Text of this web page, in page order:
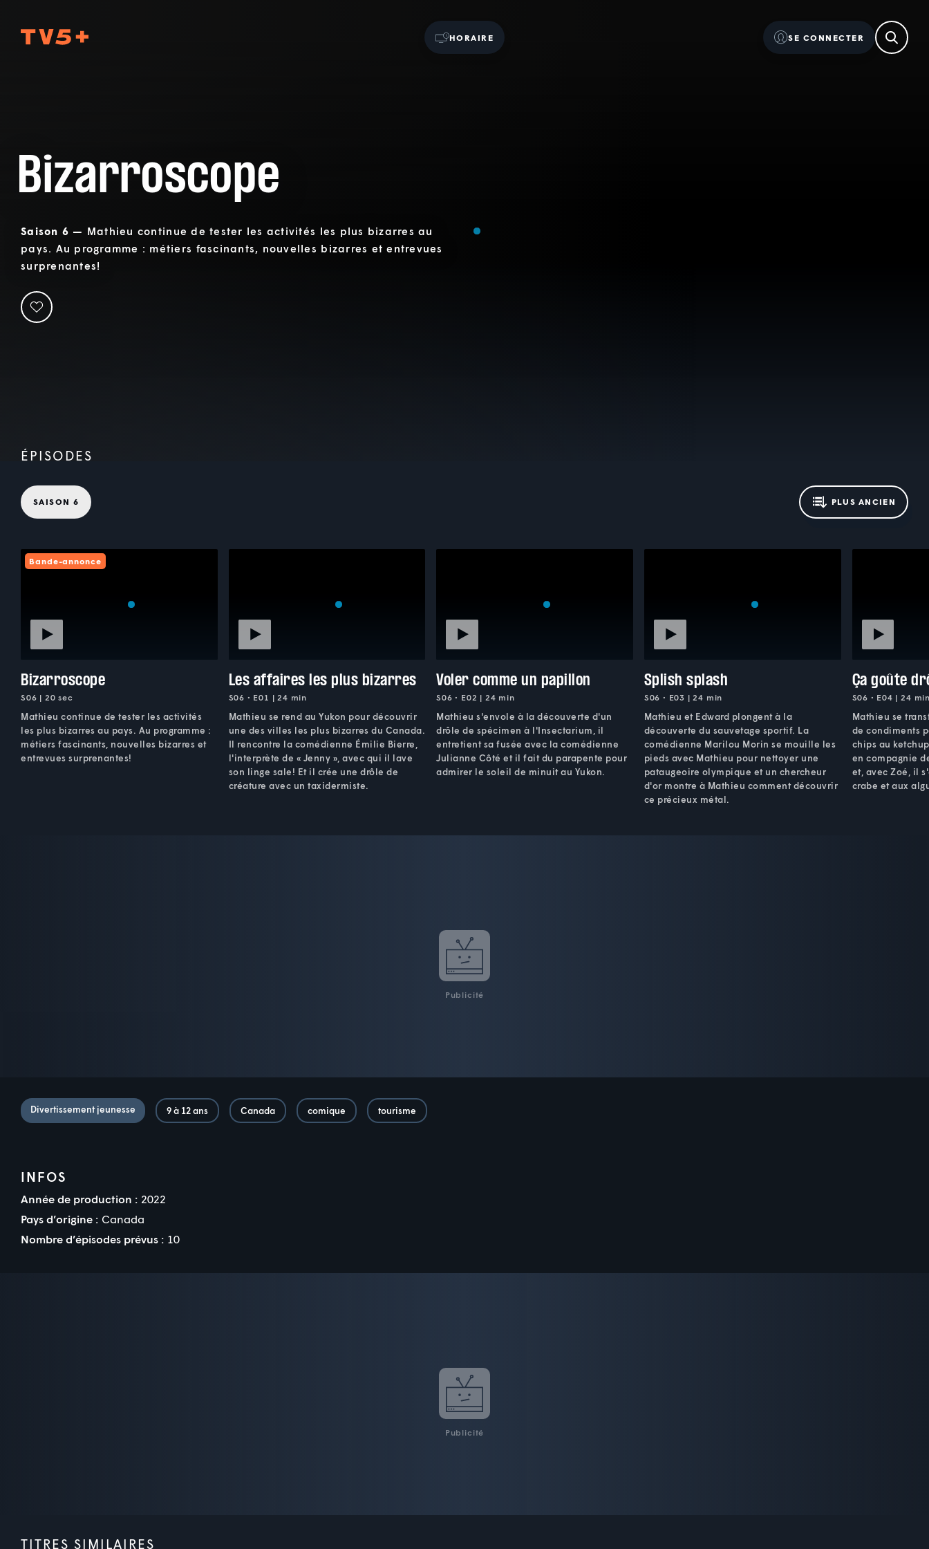
HORAIRE SE CONNECTER
Bizarroscope
Saison 6 — Mathieu continue de tester les activités les plus bizarres au
pays. Au programme : métiers fascinants, nouvelles bizarres et entrevues
surprenantes!
ÉPISODES
SAISON 6 PLUS ANCIEN
Bande-annonce
Bizarroscope
S06 | 20 sec
Mathieu continue de tester les activités
les plus bizarres au pays. Au programme :
métiers fascinants, nouvelles bizarres et
entrevues surprenantes!
Les affaires les plus bizarres
S06 • E01 | 24 min
Mathieu se rend au Yukon pour découvrir
une des villes les plus bizarres du Canada.
Il rencontre la comédienne Émilie Bierre,
l'interprète de « Jenny », avec qui il lave
son linge sale! Et il crée une drôle de
créature avec un taxidermiste.
Voler comme un papillon
S06 • E02 | 24 min
Mathieu s'envole à la découverte d'un
drôle de spécimen à l'Insectarium, il
entretient sa fusée avec la comédienne
Julianne Côté et il fait du parapente pour
admirer le soleil de minuit au Yukon.
Splish splash
S06 • E03 | 24 min
Mathieu et Edward plongent à la
découverte du sauvetage sportif. La
comédienne Marilou Morin se mouille les
pieds avec Mathieu pour nettoyer une
pataugeoire olympique et un chercheur
d'or montre à Mathieu comment découvrir
ce précieux métal.
Ça goûte
S06 • E04 | 24
Mathieu se
de condiments
chips au
en compagnie
et, avec Zoé, il
crabe et aux
Publicité
Divertissement jeunesse 9 à 12 ans Canada comique tourisme
INFOS
Année de production : 2022
Pays d’origine : Canada
Nombre d’épisodes prévus : 10
Publicité
TITRES SIMILAIRES